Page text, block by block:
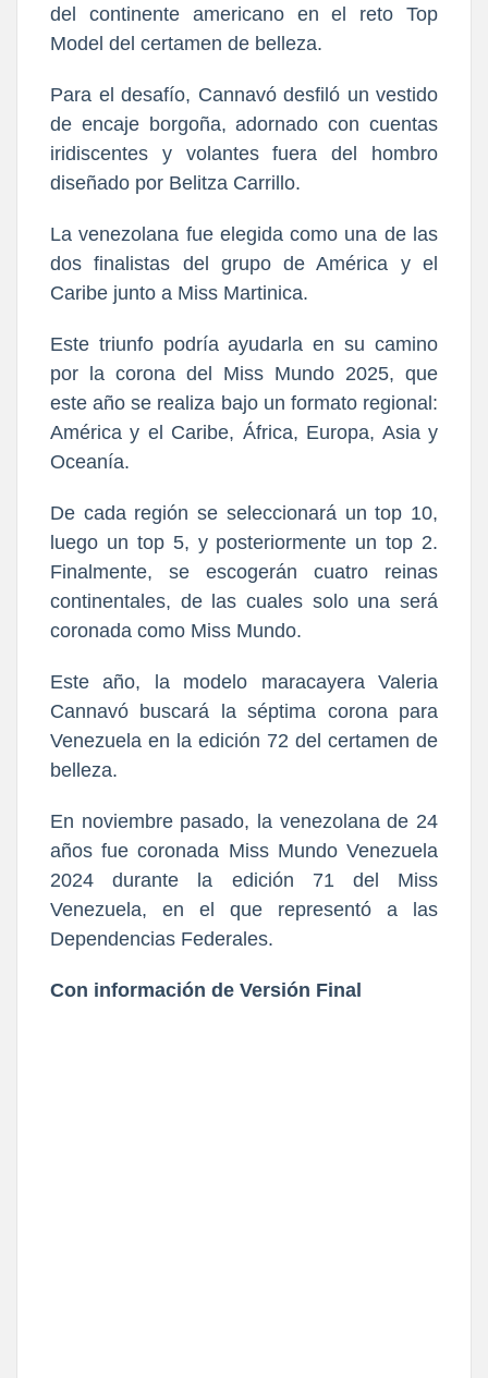
del continente americano en el reto Top
Model del certamen de belleza.
Para el desafío, Cannavó desfiló un vestido
de encaje borgoña, adornado con cuentas
iridiscentes y volantes fuera del hombro
diseñado por Belitza Carrillo.
La venezolana fue elegida como una de las
dos finalistas del grupo de América y el
Caribe junto a Miss Martinica.
Este triunfo podría ayudarla en su camino
por la corona del Miss Mundo 2025, que
este año se realiza bajo un formato regional:
América y el Caribe, África, Europa, Asia y
Oceanía.
De cada región se seleccionará un top 10,
luego un top 5, y posteriormente un top 2.
Finalmente, se escogerán cuatro reinas
continentales, de las cuales solo una será
coronada como Miss Mundo.
Este año, la modelo maracayera Valeria
Cannavó buscará la séptima corona para
Venezuela en la edición 72 del certamen de
belleza.
En noviembre pasado, la venezolana de 24
años fue coronada Miss Mundo Venezuela
2024 durante la edición 71 del Miss
Venezuela, en el que representó a las
Dependencias Federales.
Con información de Versión Final